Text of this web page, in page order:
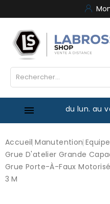
 du lun. au
Accueil Manutention
Grue D'atelier Grande
Grue Porte-À-Faux
3 M